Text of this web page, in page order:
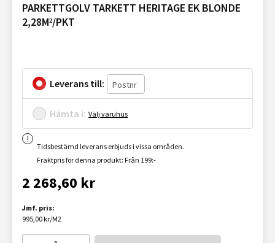
PARKETTGOLV TARKETT HERITAGE EK BLONDE
2,28M²/PKT
Leverans till:
Hämta i: Välj varuhus
Tidsbestämd leverans erbjuds i vissa områden.
Fraktpris för denna produkt: Från 199:-
2 268,60 kr
Jmf. pris:
995,00 kr/M2